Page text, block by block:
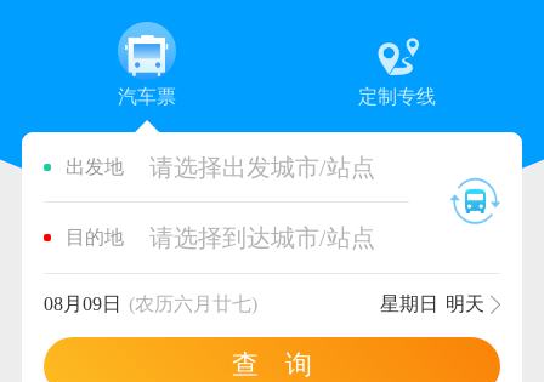
汽车票 定制专线
出发地 请选择出发城市/站点
目的地 请选择到达城市/站点
08月09日 (农历六月廿七) 星期日 明天
查 询